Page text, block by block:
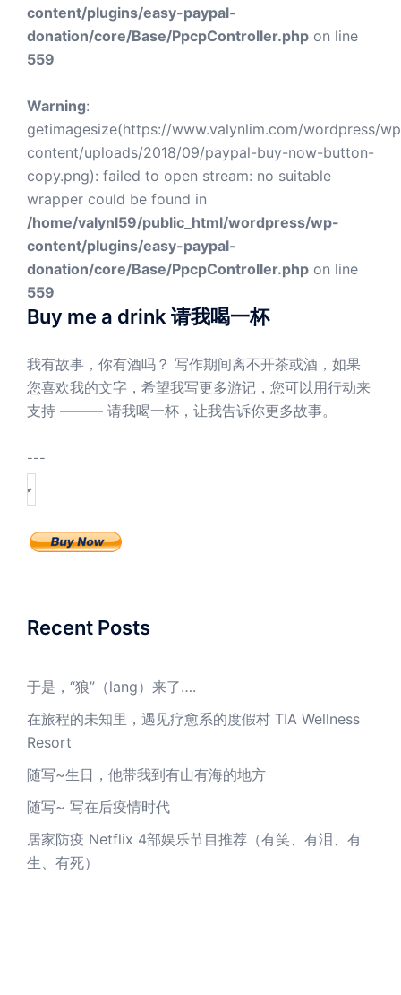
content/plugins/easy-paypal-
donation/core/Base/PpcpController.php on line
559
Warning:
getimagesize(https://www.valynlim.com/wordpress/
content/uploads/2018/09/paypal-buy-now-button-
copy.png): failed to open stream: no suitable
wrapper could be found in
/home/valynl59/public_html/wordpress/wp-
content/plugins/easy-paypal-
donation/core/Base/PpcpController.php on line
559
Buy me a drink 请我喝一杯
我有故事，你有酒吗？ 写作期间离不开茶或酒，如果
您喜欢我的文字，希望我写更多游记，您可以用行动来
支持 ——— 请我喝一杯，让我告诉你更多故事。
---
Recent Posts
于是，“狼”（lang）来了….
在旅程的未知里，遇见疗愈系的度假村 TIA Wellness
Resort
随写~生日，他带我到有山有海的地方
随写~ 写在后疫情时代
居家防疫 Netflix 4部娱乐节目推荐（有笑、有泪、有
生、有死）